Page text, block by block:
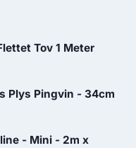
Tov 1 Meter
Plys Pingvin - 34cm
- Mini - 2m x